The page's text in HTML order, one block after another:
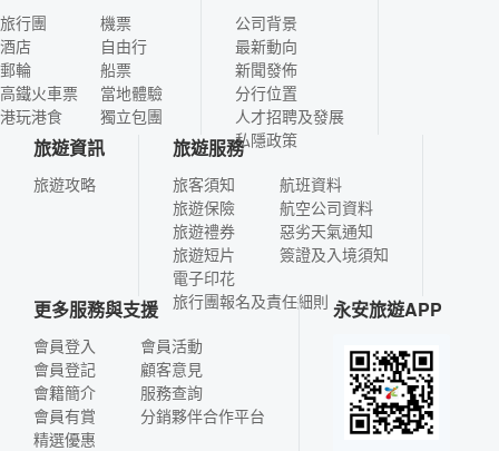
旅行團
酒店
郵輪
高鐵火車票
港玩港食
機票
自由行
船票
當地體驗
獨立包團
公司背景
最新動向
新聞發佈
分行位置
人才招聘及發展
私隱政策
旅遊資訊
旅遊攻略
旅遊服務
旅客須知
旅遊保險
旅遊禮券
旅遊短片
電子印花
航班資料
航空公司資料
惡劣天氣通知
簽證及入境須知
旅行團報名及責任細則
更多服務與支援
會員登入
會員登記
會籍簡介
會員有賞
精選優惠
會員活動
顧客意見
服務查詢
分銷夥伴合作平台
永安旅遊APP